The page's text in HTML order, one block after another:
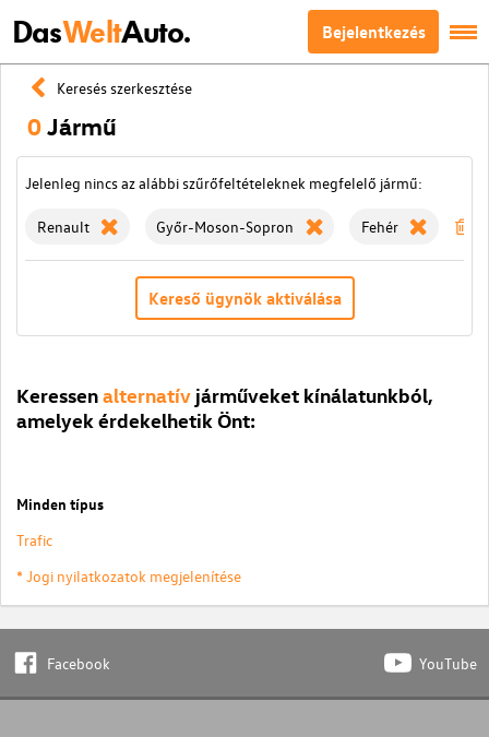
DasWeltAuto. Bejelentkezés
Keresés szerkesztése
0Jármű
Jelenleg nincs az alábbi szűrőfeltételeknek megfelelő jármű:
Renault Győr-Moson-Sopron Fehér
Kereső ügynök aktiválása
Keressenalternatív járműveket kínálatunkból,
amelyek érdekelhetik Önt:
Minden típus
Trafic
* Jogi nyilatkozatok megjelenítése
Facebook YouTube